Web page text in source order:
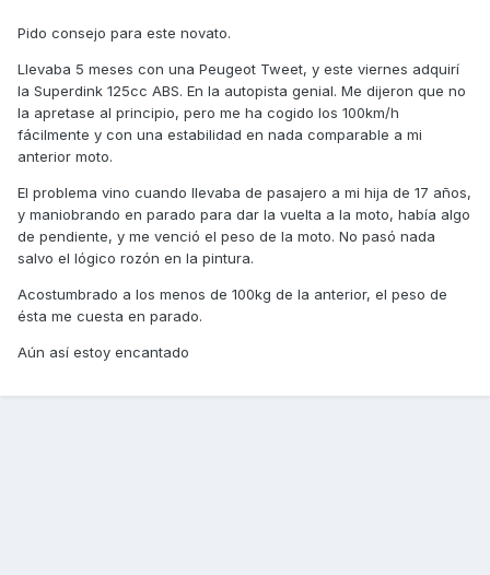
Pido consejo para este novato.
Llevaba 5 meses con una Peugeot Tweet, y este viernes adquirí
la Superdink 125cc ABS. En la autopista genial. Me dijeron que no
la apretase al principio, pero me ha cogido los 100km/h
fácilmente y con una estabilidad en nada comparable a mi
anterior moto.
El problema vino cuando llevaba de pasajero a mi hija de 17 años,
y maniobrando en parado para dar la vuelta a la moto, había algo
de pendiente, y me venció el peso de la moto. No pasó nada
salvo el lógico rozón en la pintura.
Acostumbrado a los menos de 100kg de la anterior, el peso de
ésta me cuesta en parado.
Aún así estoy encantado